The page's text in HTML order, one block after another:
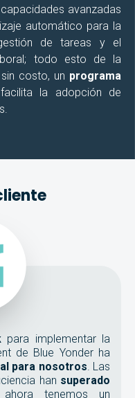
avanzadas
automático para la
de tareas y el
todo esto de la
costo, un programa
la adopción de
para implementar la
de Blue Yonder ha
para nosotros. Las
han superado
tenemos un